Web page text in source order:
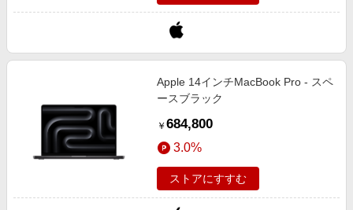
Apple 14インチMacBook Pro - スペ
ースブラック
￥ 684,800
3.0%
ストアにすすむ